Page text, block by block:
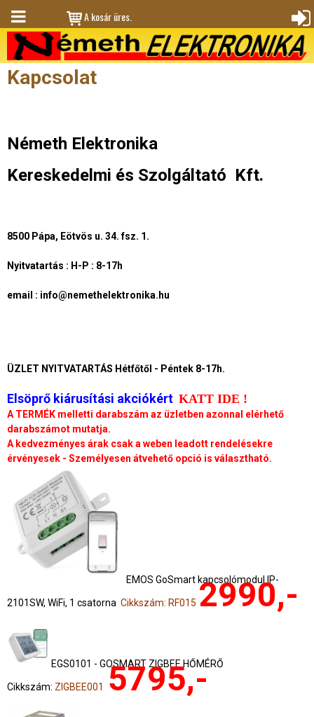
A kosár üres.
Bejele
ntkez
Kapcsolat
Németh Elektronika
Kereskedelmi és Szolgáltató Kft.
8500 Pápa, Eötvös u. 34. fsz. 1.
Nyitvatartás : H-P : 8-17h
email : info@nemethelektronika.hu
ÜZLET NYITVATARTÁS Hétfőtől - Péntek 8-17h.
Elsöprő kiárusítási akciókért KATT IDE !
A TERMÉK melletti darabszám az üzletben azonnal elérhető
darabszámot mutatja.
A kedvezményes árak csak a weben leadott rendelésekre
érvényesek - Személyesen átvehető opció is választható.
EMOS GoSmart kapcsolómodul IP-
2101SW, WiFi, 1 csatorna Cikkszám: RF015 2990,-
EGS0101 - GOSMART ZIGBEE HŐMÉRŐ
Cikkszám: ZIGBEE001 5795,-
M
en
ü